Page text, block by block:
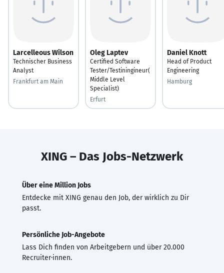
Larcelleous Wilson
Technischer Business
Analyst
Frankfurt am Main
Oleg Laptev
Certified Software
Tester/Testiningineur(
Middle Level
Specialist)
Erfurt
Daniel Knott
Head of Product
Engineering
Hamburg
XING – Das Jobs-Netzwerk
Über eine Million Jobs
Entdecke mit XING genau den Job, der wirklich zu Dir
passt.
Persönliche Job-Angebote
Lass Dich finden von Arbeitgebern und über 20.000
Recruiter·innen.